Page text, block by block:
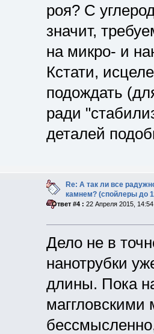
роя? С
значит,
на микро- и
Кстати,
подождать
ради
деталей
Re: А так ли все
камнем? (спойлеры до
«Ответ #4 : 22 Апреля 2015,
Дело не в
нанотрубки
длины. Пока
маггловскими